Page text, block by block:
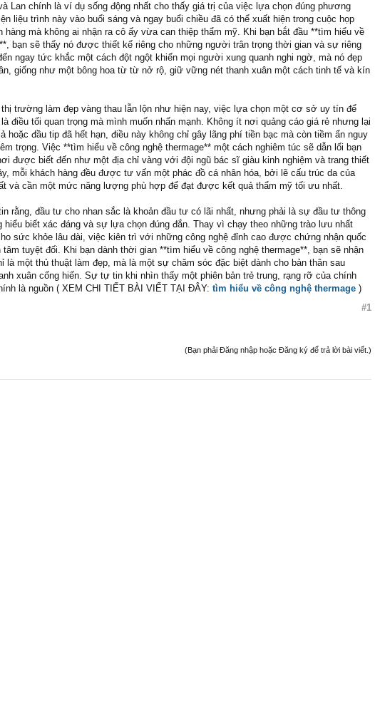
Lan chính là ví dụ sống động nhất cho thấy giá trị của việc lựa chọn đúng phương
liệu trình này vào buổi sáng và ngay buổi chiều đã có thể xuất hiện trong cuộc họp
hàng mà không ai nhận ra cô ấy vừa can thiệp thẩm mỹ. Khi bạn bắt đầu **tìm hiểu về
bạn sẽ thấy nó được thiết kế riêng cho những người trân trọng thời gian và sự riêng
ngay tức khắc một cách đột ngột khiến mọi người xung quanh nghi ngờ, mà nó đẹp
giống như một bông hoa từ từ nở rộ, giữ vững nét thanh xuân một cách tinh tế và kín
trường làm đẹp vàng thau lẫn lộn như hiện nay, việc lựa chọn một cơ sở uy tín để
điều tối quan trọng mà mình muốn nhấn mạnh. Không ít nơi quảng cáo giá rẻ nhưng lại
hoặc đầu tip đã hết hạn, điều này không chỉ gây lãng phí tiền bạc mà còn tiềm ẩn nguy
trọng. Việc **tìm hiểu về công nghệ thermage** một cách nghiêm túc sẽ dẫn lối bạn
được biết đến như một địa chỉ vàng với đội ngũ bác sĩ giàu kinh nghiệm và trang thiết
mỗi khách hàng đều được tư vấn một phác đồ cá nhân hóa, bởi lẽ cấu trúc da của
và cần một mức năng lượng phù hợp để đạt được kết quả thẩm mỹ tối ưu nhất.
rằng, đầu tư cho nhan sắc là khoản đầu tư có lãi nhất, nhưng phải là sự đầu tư thông
hiểu biết xác đáng và sự lựa chọn đúng đắn. Thay vì chạy theo những trào lưu nhất
sức khỏe lâu dài, việc kiên trì với những công nghệ đỉnh cao được chứng nhận quốc
tuyệt đối. Khi bạn dành thời gian **tìm hiểu về công nghệ thermage**, bạn sẽ nhận
là một thủ thuật làm đẹp, mà là một sự chăm sóc đặc biệt dành cho bản thân sau
xuân cống hiến. Sự tự tin khi nhìn thấy một phiên bản trẻ trung, rạng rỡ của chính
là nguồn ( XEM CHI TIẾT BÀI VIẾT TẠI ĐÂY: tìm hiểu về công nghệ thermage )
#1
(Bạn phải Đăng nhập hoặc Đăng ký để trả lời bài viết.)